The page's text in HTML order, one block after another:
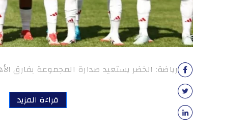
رياضة: الخضر يستعيد صدارة المجموعة بفارق
قراءة المزيد